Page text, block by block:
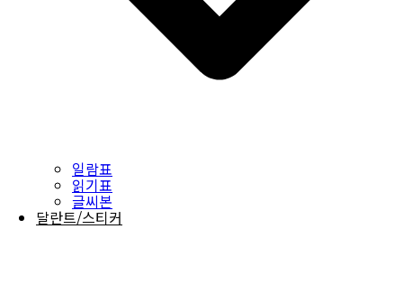
일람표
읽기표
글씨본
달란트/스티커